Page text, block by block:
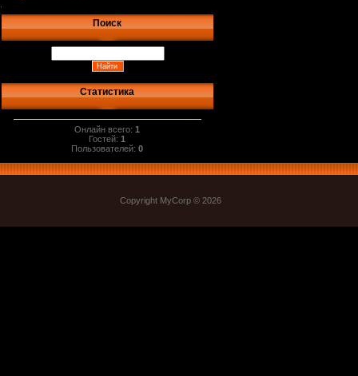
Поиск
Статистика
Онлайн всего:1
Гостей:1
Пользователей:0
Copyright MyCorp © 2026